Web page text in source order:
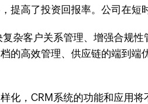
提高了投资回报率。公司在短
杂客户关系管理、增强合规
的高效管理、供应链的端到
化，CRM系统的功能和应用